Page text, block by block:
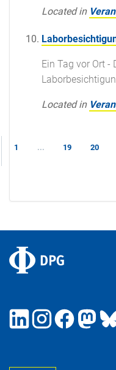
Located in
Ein Tag vor Ort -
Located in
1 ... 19 20